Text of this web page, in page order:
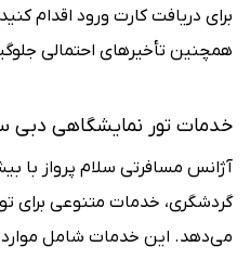
برای دریافت کارت ورود اقدام
همچنین تأخیرهای احتمالی
خدمات تور نمایشگاهی دبی
آژانس مسافرتی سلام پرواز با
گردشگری، خدمات متنوعی برای
می‌دهد. این خدمات شامل موارد